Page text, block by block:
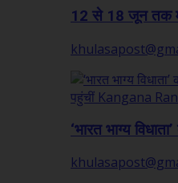
12 से 18 जून तक
‘भारत भाग्य